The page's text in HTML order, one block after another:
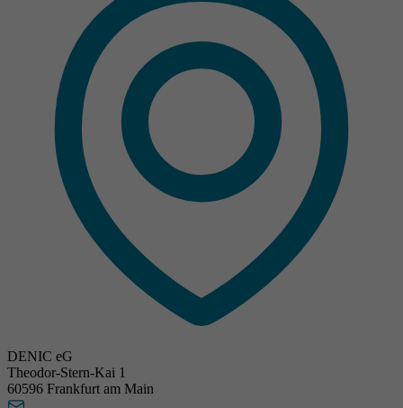
DENIC eG
Theodor-Stern-Kai 1
60596 Frankfurt am Main